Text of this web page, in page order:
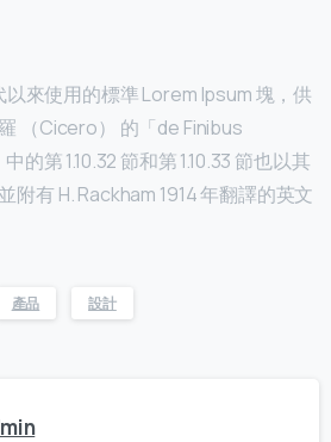
來使用的標準 Lorem Ipsum 塊，供
（Cicero） 的「de Finibus
的第 1.10.32 節和第 1.10.33 節也以其
附有 H. Rackham 1914 年翻譯的英文
產品 設計